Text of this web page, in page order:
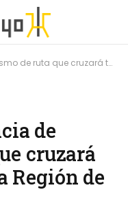
tres comunas de la Región de Coquimbo
de
cruzará
Región de